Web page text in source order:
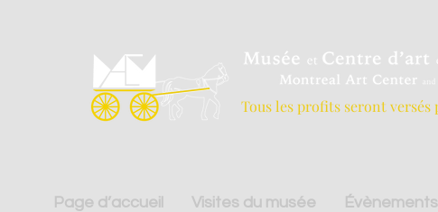
Tous les profits seront
Page d’accueil Visites du musée Évènements